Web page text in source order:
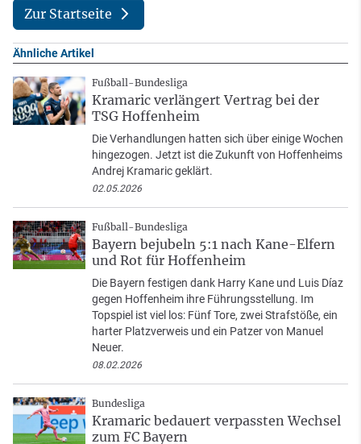
Zur Startseite
Ähnliche Artikel
Fußball-Bundesliga
Kramaric verlängert Vertrag bei der
TSG Hoffenheim
Die Verhandlungen hatten sich über einige Wochen
hingezogen. Jetzt ist die Zukunft von Hoffenheims
Andrej Kramaric geklärt.
02.05.2026
Fußball-Bundesliga
Bayern bejubeln 5:1 nach Kane-Elfern
und Rot für Hoffenheim
Die Bayern festigen dank Harry Kane und Luis Díaz
gegen Hoffenheim ihre Führungsstellung. Im
Topspiel ist viel los: Fünf Tore, zwei Strafstöße, ein
harter Platzverweis und ein Patzer von Manuel
Neuer.
08.02.2026
Bundesliga
Kramaric bedauert verpassten Wechsel
zum FC Bayern